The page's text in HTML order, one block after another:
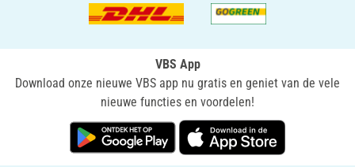
VBS App
Download onze nieuwe VBS app nu gratis en geniet van de vele
nieuwe functies en voordelen!